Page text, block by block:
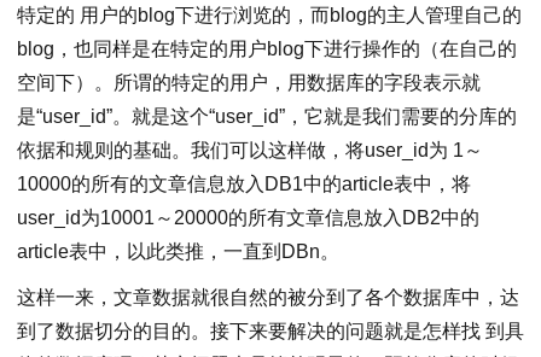
特定的 用户的blog下进行浏览的，而blog的主人管理自己的
blog，也同样是在特定的用户blog下进行操作的（在自己的
空间下）。所谓的特定的用户，用数据库的字段表示就
是“user_id”。就是这个“user_id”，它就是我们需要的分库的
依据和规则的基础。我们可以这样做，将user_id为 1～
10000的所有的文章信息放入DB1中的article表中，将
user_id为10001～20000的所有文章信息放入DB2中的
article表中，以此类推，一直到DBn。
这样一来，文章数据就很自然的被分到了各个数据库中，达
到了数据切分的目的。接下来要解决的问题就是怎样找 到具